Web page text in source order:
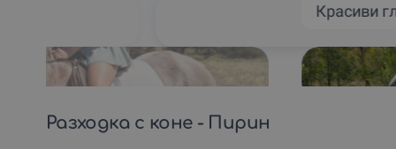
Красиви
Разходка с коне - Пирин